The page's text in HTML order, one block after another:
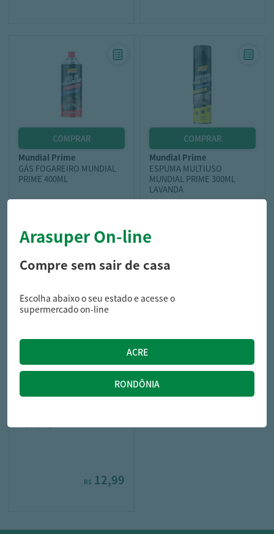
mundial prime
GÁS FOGAREIRO MUNDIAL
PRIME 400ML
R$ 13,19
mundial prime
ESPUMA MULTIUSO
MUNDIAL PRIME 300ML
LAVANDA
R$ 12,99
Arasuper On-line
Compre sem sair de casa
Escolha abaixo o seu estado e acesse o
supermercado on-line